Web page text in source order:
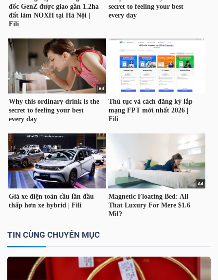
TIN CÙNG CHUYÊN MỤC
TƯ
TRUY
XUẤT
DỮ
LIỆU
Ngành
(-)
VS-
SECTOR
NĂNG